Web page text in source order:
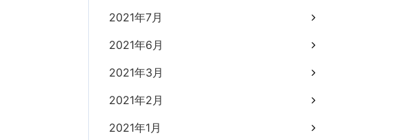
2021年7月
2021年6月
2021年3月
2021年2月
2021年1月